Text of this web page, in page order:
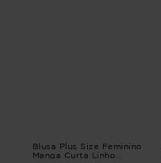
Blusa Plus Size Feminino
Manga Curta Linho